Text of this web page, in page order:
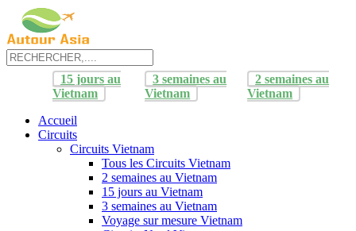
15 jours au
Vietnam
3 semaines au
Vietnam
2 semaines au
Vietnam
Accueil
Circuits
Circuits Vietnam
Tous les Circuits Vietnam
2 semaines au Vietnam
15 jours au Vietnam
3 semaines au Vietnam
Voyage sur mesure Vietnam